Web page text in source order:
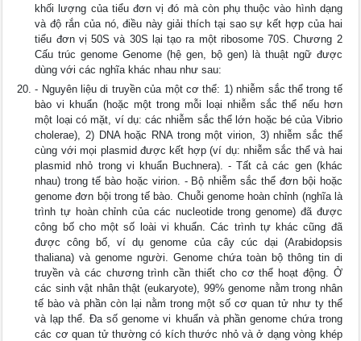
khối lượng của tiểu đơn vị đó mà còn phụ thuộc vào hình dạng
và độ rắn của nó, điều này giải thích tại sao sự kết hợp của hai
tiểu đơn vị 50S và 30S lại tạo ra một ribosome 70S. Chương 2
Cấu trúc genome Genome (hệ gen, bộ gen) là thuật ngữ được
dùng với các nghĩa khác nhau như sau:
- Nguyên liệu di truyền của một cơ thể: 1) nhiễm sắc thể trong tế
bào vi khuẩn (hoặc một trong mỗi loại nhiễm sắc thể nếu hơn
một loại có mặt, ví dụ: các nhiễm sắc thể lớn hoặc bé của Vibrio
cholerae), 2) DNA hoặc RNA trong một virion, 3) nhiễm sắc thể
cùng với mọi plasmid được kết hợp (ví dụ: nhiễm sắc thể và hai
plasmid nhỏ trong vi khuẩn Buchnera). - Tất cả các gen (khác
nhau) trong tế bào hoặc virion. - Bộ nhiễm sắc thể đơn bội hoặc
genome đơn bội trong tế bào. Chuỗi genome hoàn chỉnh (nghĩa là
trình tự hoàn chỉnh của các nucleotide trong genome) đã được
công bố cho một số loài vi khuẩn. Các trình tự khác cũng đã
được công bố, ví dụ genome của cây cúc dại (Arabidopsis
thaliana) và genome người. Genome chứa toàn bộ thông tin di
truyền và các chương trình cần thiết cho cơ thể hoạt động. Ở
các sinh vật nhân thật (eukaryote), 99% genome nằm trong nhân
tế bào và phần còn lại nằm trong một số cơ quan tử như ty thể
và lạp thể. Đa số genome vi khuẩn và phần genome chứa trong
các cơ quan tử thường có kích thước nhỏ và ở dạng vòng khép